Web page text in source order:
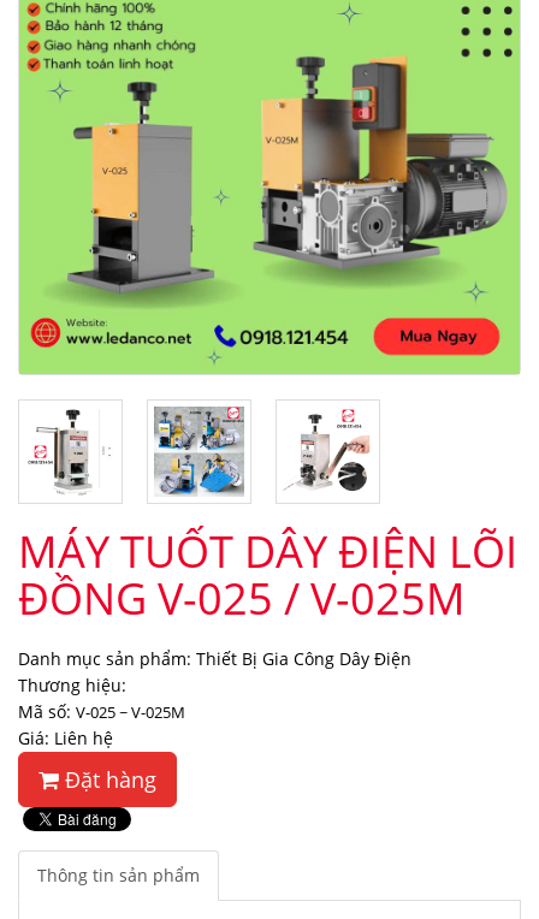
MÁY TUỐT DÂY ĐIỆN LÕI
ĐỒNG V-025 / V-025M
Danh mục sản phẩm: Thiết Bị Gia Công Dây Điện
Thương hiệu:
Mã số: V-025 ~ V-025M
Giá: Liên hệ
Đặt hàng
Thông tin sản phẩm